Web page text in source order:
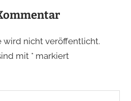
s
p
p
I
n
wird nicht veröffentlicht.
mit *markiert